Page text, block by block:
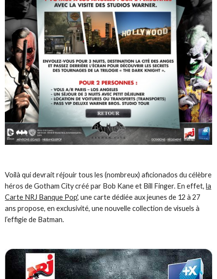
Voilà qui devrait réjouir tous les (nombreux) aficionados du célèbre
héros de Gotham City créé par Bob Kane et Bill Finger. En effet,la
Carte NRJ Banque Pop', une carte dédiée aux jeunes de 12 à 27
ans propose, en exclusivité, une nouvelle collection de visuels à
l’effigie de Batman.